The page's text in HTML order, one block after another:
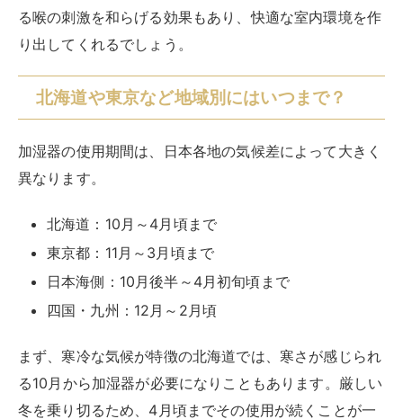
る喉の刺激を和らげる効果もあり、快適な室内環境を作
り出してくれるでしょう。
北海道や東京など地域別にはいつまで？
加湿器の使用期間は、日本各地の気候差によって大きく
異なります。
北海道：10月～4月頃まで
東京都：11月～3月頃まで
日本海側：10月後半～4月初旬頃まで
四国・九州：12月～2月頃
まず、寒冷な気候が特徴の北海道では、寒さが感じられ
る10月から加湿器が必要になりこともあります。厳しい
冬を乗り切るため、4月頃までその使用が続くことが一